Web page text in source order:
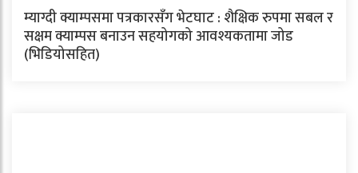
म्याग्दी क्याम्पसमा पत्रकारसँग भेटघाट : शैक्षिक रुपमा सबल र
सक्षम क्याम्पस बनाउन सहयोगको आवश्यकतामा जोड
(भिडियोसहित)